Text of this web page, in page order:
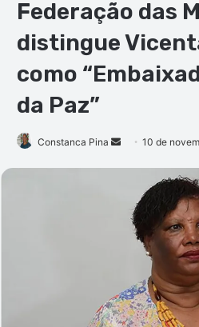
Federação das
distingue
como
da Paz”
Constanca Pina
Mande10 de